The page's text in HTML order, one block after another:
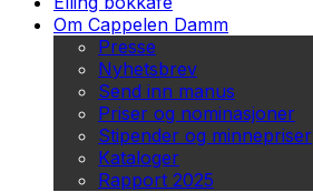
Om Cappelen Damm
Presse
Nyhetsbrev
Send inn manus
Priser og nominasjoner
Stipender og minnepriser
Kataloger
Rapport 2025